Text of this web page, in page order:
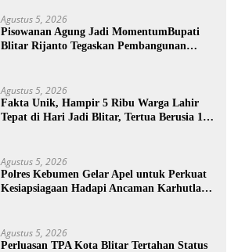
Agustus 5, 2026
Pisowanan Agung Jadi MomentumBupati
Blitar Rijanto Tegaskan Pembangunan
Agustus 5, 2026
Fakta Unik, Hampir 5 Ribu Warga Lahir
Tepat di Hari Jadi Blitar, Tertua Berusia 108
Agustus 5, 2026
Polres Kebumen Gelar Apel untuk Perkuat
Kesiapsiagaan Hadapi Ancaman Karhutla di
Agustus 5, 2026
Perluasan TPA Kota Blitar Tertahan Status